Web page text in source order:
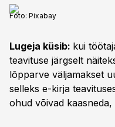
Foto: Pixabay
Lugeja küsib: kui
teavituse järgselt
lõpparve väljamakset
selleks e-kirja
ohud võivad